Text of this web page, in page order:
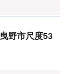
野市尺度53